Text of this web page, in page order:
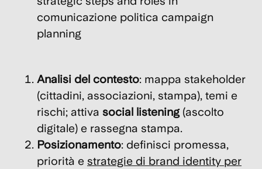
Analisi del contesto: mappa stakeholder
(cittadini, associazioni, stampa), temi e
rischi; attiva social listening(ascolto
digitale) e rassegna stampa.
Posizionamento: definisci promessa,
priorità e strategie di brand identity per